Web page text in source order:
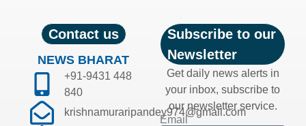
Contact us
NEWS BHARAT
+91-9431 448
840
krishnamuraripandey974@gmail.com
Subscribe to our
Newsletter
Get daily news alerts in
your inbox, subscribe to
our newsletter service.
Email